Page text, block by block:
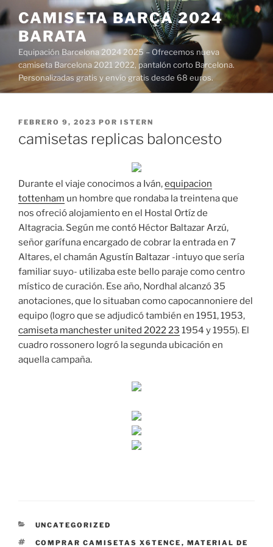
Saltar
al
contenido
CAMISETA BARÇA 2024
BARATA
Equipación Barcelona 2024 2025 – Ofrecemos nueva
camiseta Barcelona 2021 2022, pantalón corto Barcelona.
Personalizadas gratis y envío gratis desde 68 euros.
PUBLICADO
FEBRERO 9, 2023 POR ISTERN
camisetas replicas baloncesto
Durante el viaje conocimos a Iván,equipacion
tottenham un hombre que rondaba la treintena que
nos ofreció alojamiento en el Hostal Ortíz de
Altagracia. Según me contó Héctor Baltazar Arzú,
señor garífuna encargado de cobrar la entrada en 7
Altares, el chamán Agustín Baltazar -intuyo que sería
familiar suyo- utilizaba este bello paraje como centro
místico de curación. Ese año, Nordhal alcanzó 35
anotaciones, que lo situaban como capocannoniere del
equipo (logro que se adjudicó también en 1951, 1953,
camiseta manchester united 2022 23 1954 y 1955). El
cuadro rossonero logró la segunda ubicación en
aquella campaña.
CATEGORÍAS
UNCATEGORIZED
ETIQUETAS
COMPRAR CAMISETAS X6TENCE , MATERIAL DE